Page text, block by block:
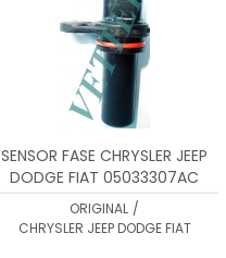
SENSOR FASE CHRYSLER JEEP
DODGE FIAT 05033307AC
ORIGINAL /
CHRYSLER JEEP DODGE FIAT